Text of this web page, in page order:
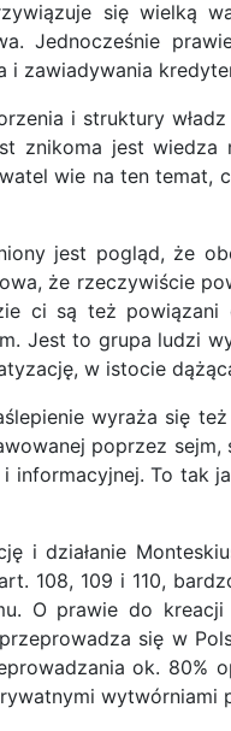
się wielką
Jednocześnie
zawiadywania
i struktury
znikoma jest
wie na ten temat,
jest pogląd, że
że rzeczywiście
ci są też
Jest to grupa ludzi
w istocie
wyraża się
poprzez
i informacyjnej. To
i działanie
108, 109 i 110,
O prawie do
się w
ok. 80%
wytwórniami